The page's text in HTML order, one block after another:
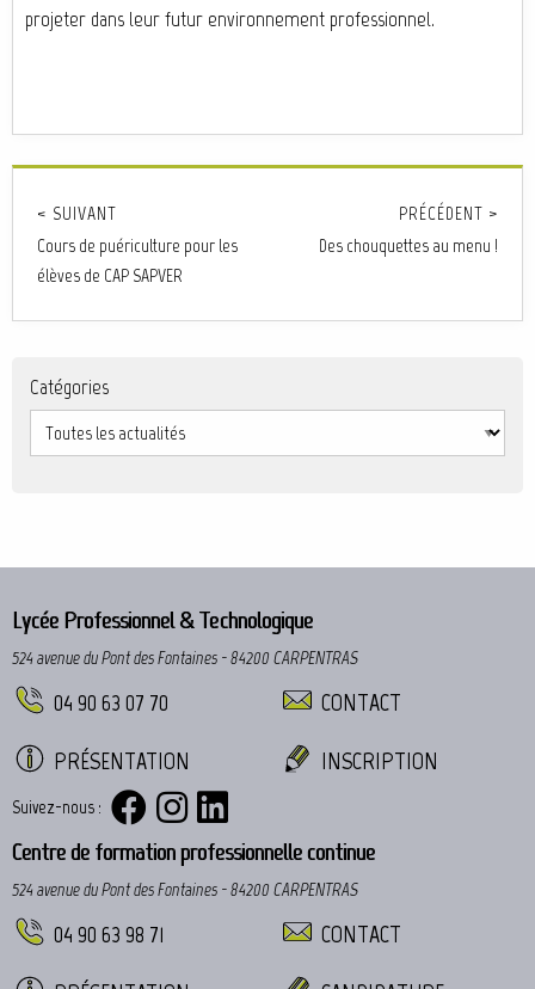
projeter dans leur futur environnement professionnel.
< SUIVANT
Cours de puériculture pour les
élèves de CAP SAPVER
PRÉCÉDENT >
Des chouquettes au menu !
Catégories
Lycée Professionnel & Technologique
524 avenue du Pont des Fontaines - 84200 CARPENTRAS
04 90 63 07 70 CONTACT
PRÉSENTATION INSCRIPTION
Suivez-nous :
Centre de formation professionnelle continue
524 avenue du Pont des Fontaines - 84200 CARPENTRAS
04 90 63 98 71 CONTACT